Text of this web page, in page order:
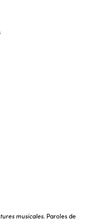
musicales. Paroles de